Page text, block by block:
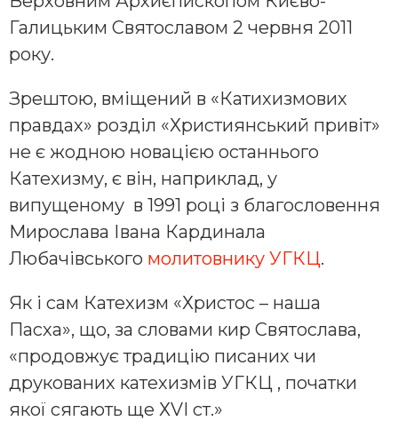
Галицьким Святославом 2 червня 2011
року.
Зрештою, вміщений в «Катихизмових
правдах» розділ «Християнський привіт»
не є жодною новацією останнього
Катехизму, є він, наприклад, у
випущеному в 1991 році з благословення
Мирослава Івана Кардинала
Любачівського молитовнику УГКЦ.
Як і сам Катехизм «Христос – наша
Пасха», що, за словами кир Святослава,
«продовжує традицію писаних чи
друкованих катехизмів УГКЦ , початки
якої сягають ще ХVI ст.»